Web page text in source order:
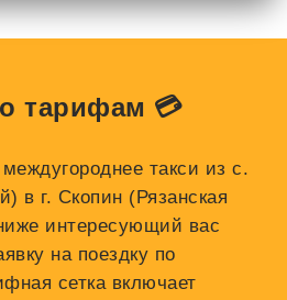
тарифам 💳
такси из с.
в г. Скопин (Рязанская
интересующий вас
на поездку по
сетка включает